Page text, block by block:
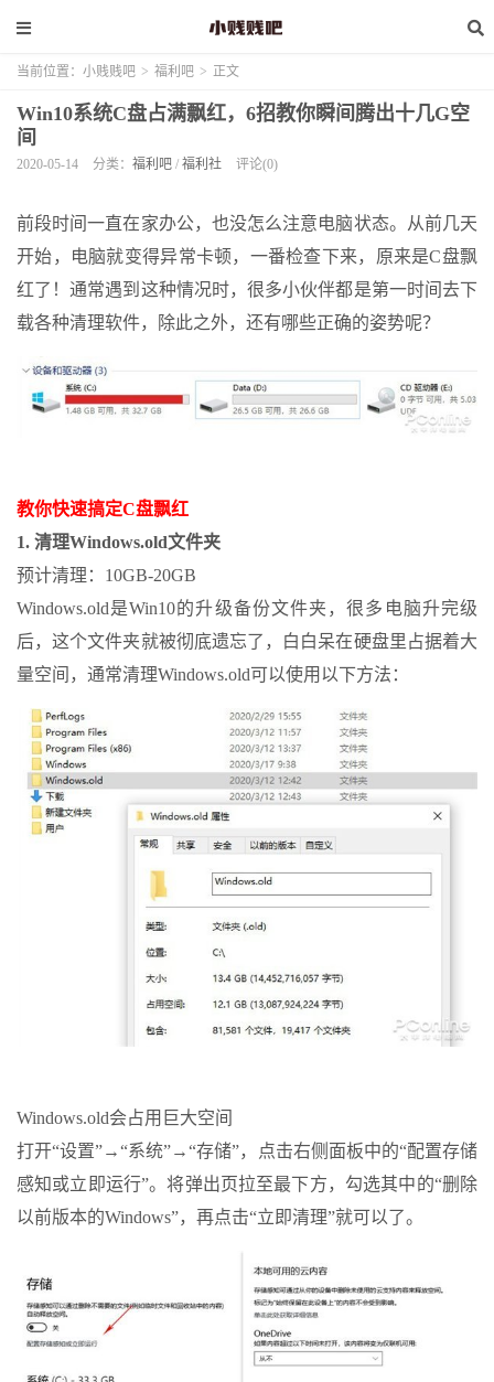
当前位置： 小贱贱吧 > 福利吧 > 正文
Win10系统C盘占满飘红，6招教你瞬间腾出十几G空
间
2020-05-14 分类： 福利吧 / 福利社 评论(0)
前段时间一直在家办公，也没怎么注意电脑状态。从前几天
开始，电脑就变得异常卡顿，一番检查下来，原来是C盘飘
红了！通常遇到这种情况时，很多小伙伴都是第一时间去下
载各种清理软件，除此之外，还有哪些正确的姿势呢？
教你快速搞定C盘飘红
1. 清理Windows.old文件夹
预计清理：10GB-20GB
Windows.old是Win10的升级备份文件夹，很多电脑升完级
后，这个文件夹就被彻底遗忘了，白白呆在硬盘里占据着大
量空间，通常清理Windows.old可以使用以下方法：
Windows.old会占用巨大空间
打开“设置”→“系统”→“存储”，点击右侧面板中的“配置存储
感知或立即运行”。将弹出页拉至最下方，勾选其中的“删除
以前版本的Windows”，再点击“立即清理”就可以了。